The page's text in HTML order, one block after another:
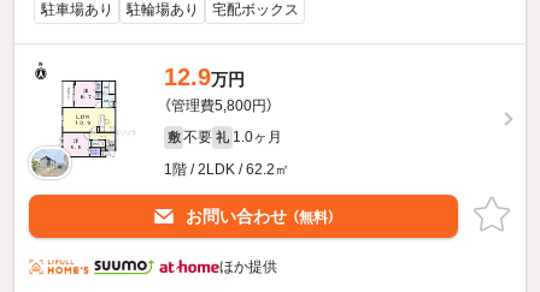
駐車場あり 駐輪場あり 宅配ボックス
12.9万円
（管理費5,800円）
敷 不要 礼 1.0ヶ月
1階 / 2LDK / 62.2㎡
お問い合わせ （無料）
ほか提供